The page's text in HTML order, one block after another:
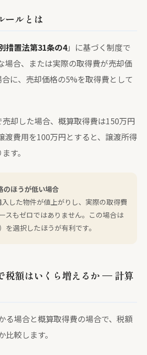
ールとは
措置法第31条の4」に基づく制度で
場合、または実際の取得費が売却価
に、売却価格の5%を取得費として
却した場合、概算取得費は150万円
渡費用を100万円とすると、譲渡所得
す。
のほうが低い場合
した物件が値上がりし、実際の取得費
スもゼロではありません。この場合は
を選択したほうが有利です。
税額はいくら増えるか — 計算
る場合と概算取得費の場合で、税額
較します。